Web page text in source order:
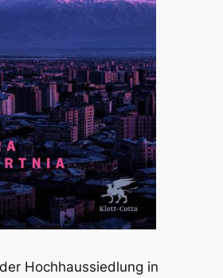
Hochhaussiedlung in